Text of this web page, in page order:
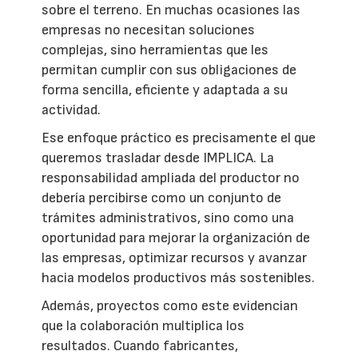
sobre el terreno. En muchas ocasiones las
empresas no necesitan soluciones
complejas, sino herramientas que les
permitan cumplir con sus obligaciones de
forma sencilla, eficiente y adaptada a su
actividad.
Ese enfoque práctico es precisamente el que
queremos trasladar desde IMPLICA. La
responsabilidad ampliada del productor no
debería percibirse como un conjunto de
trámites administrativos, sino como una
oportunidad para mejorar la organización de
las empresas, optimizar recursos y avanzar
hacia modelos productivos más sostenibles.
Además, proyectos como este evidencian
que la colaboración multiplica los
resultados. Cuando fabricantes,